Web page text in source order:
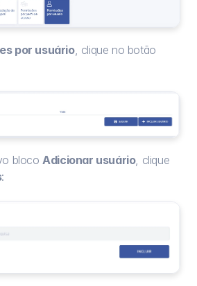
por usuário
bloco Adicionar usuário, clique
: